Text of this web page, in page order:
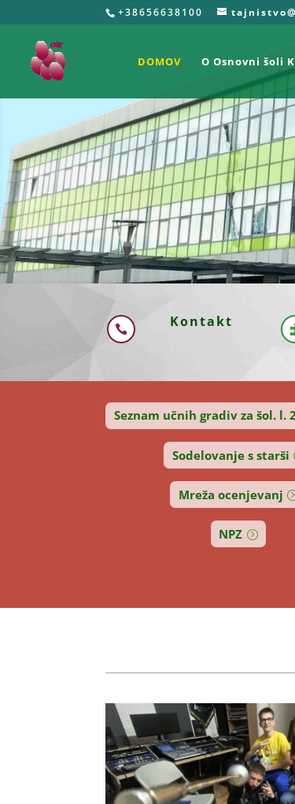
+38656638100
DOMOV O Osnovni šoli
 Kontakt
Seznam učnih gradiv za šol. l.
Sodelovanje s starši
Mreža ocenjevanj
NPZ